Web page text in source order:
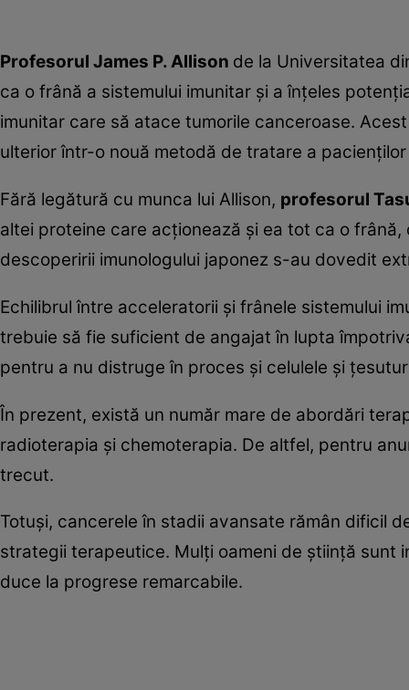
Profesorul James P. Allison de la Universitatea
ca o frână a sistemului imunitar şi a înţeles
imunitar care să atace tumorile canceroase.
ulterior într-o nouă metodă de tratare a
Fără legătură cu munca lui Allison, profesorul
altei proteine care acţionează şi ea tot ca o
descoperirii imunologului japonez s-au dovedit
Echilibrul între acceleratorii şi frânele sistemului
trebuie să fie suficient de angajat în lupta
pentru a nu distruge în proces şi celulele şi
În prezent, există un număr mare de abordări
radioterapia şi chemoterapia. De altfel, pentru
trecut.
Totuşi, cancerele în stadii avansate rămân dificil
strategii terapeutice. Mulţi oameni de ştiinţă
duce la progrese remarcabile.